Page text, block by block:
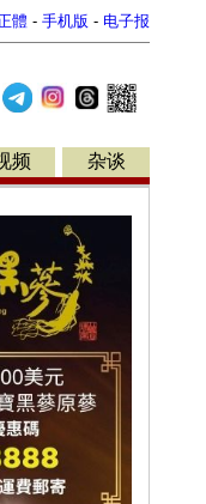
體 - 手机版 - 电子报
频 杂谈